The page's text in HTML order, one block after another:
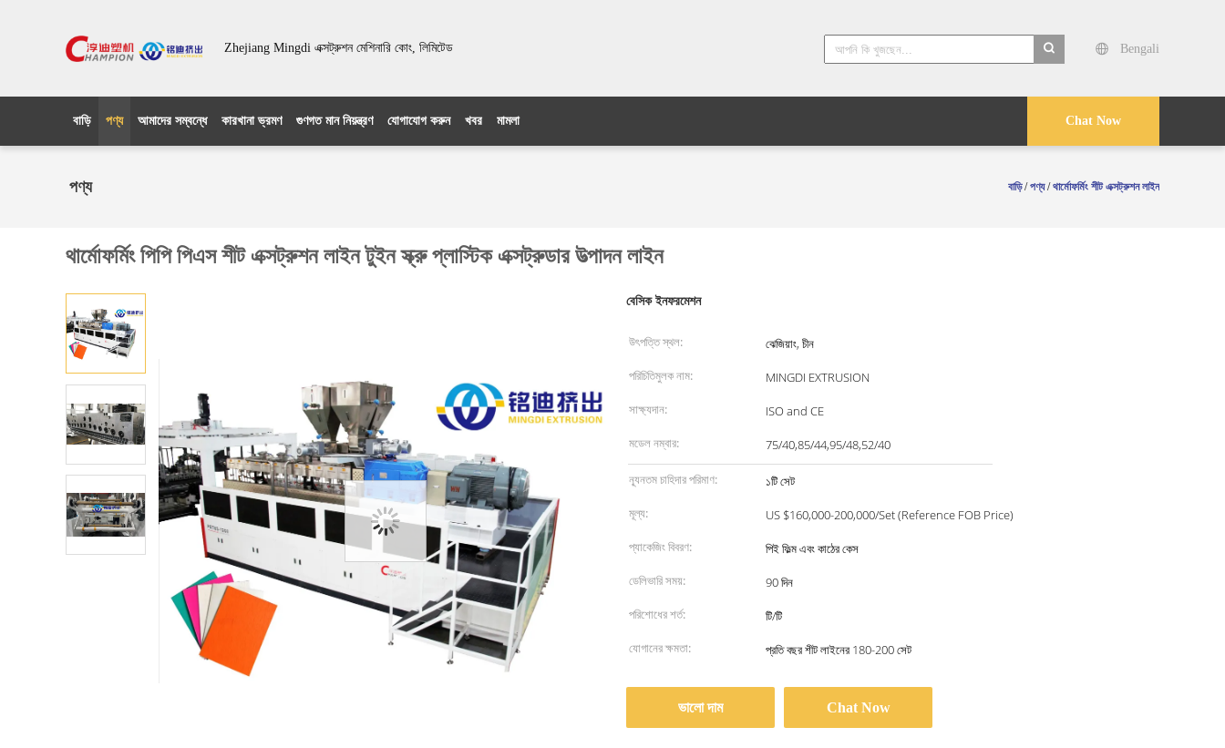
Zhejiang Mingdi এক্সট্রুশন মেশিনারি কোং, লিমিটেড
Bengali
Chat Now
বাড়ি পণ্য আমাদের সম্বন্ধে কারখানা ভ্রমণ গুণগত মান নিয়ন্ত্রণ যোগাযোগ করুন খবর মামলা
পণ্য বাড়ি /পণ্য/থার্মোফর্মিং শীট এক্সট্রুশন লাইন
থার্মোফর্মিং পিপি পিএস শীট এক্সট্রুশন লাইন টুইন স্ক্রু প্লাস্টিক এক্সট্রুডার উত্পাদন লাইন
বেসিক ইনফরমেশন
উৎপত্তি স্থল:
ঝেজিয়াং, চীন
পরিচিতিমুলক নাম:
MINGDI EXTRUSION
সাক্ষ্যদান:
ISO and CE
মডেল নম্বার:
75/40,85/44,95/48,52/40
ন্যূনতম চাহিদার পরিমাণ:
১টি সেট
মূল্য:
US $160,000-200,000/Set (Reference FOB Price)
প্যাকেজিং বিবরণ:
পিই ফিল্ম এবং কাঠের কেস
ডেলিভারি সময়:
90 দিন
পরিশোধের শর্ত:
টি/টি
যোগানের ক্ষমতা:
প্রতি বছর শীট লাইনের 180-200 সেট
ভালো দাম Chat Now